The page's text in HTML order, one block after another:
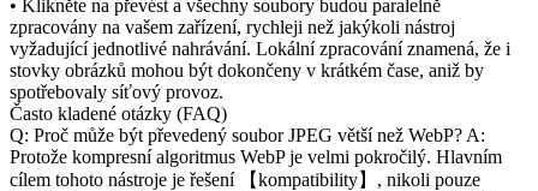
• Klikněte na převést a všechny soubory budou paralelně
zpracovány na vašem zařízení, rychleji než jakýkoli nástroj
vyžadující jednotlivé nahrávání. Lokální zpracování znamená, že i
stovky obrázků mohou být dokončeny v krátkém čase, aniž by
spotřebovaly síťový provoz.
Často kladené otázky (FAQ)
Q: Proč může být převedený soubor JPEG větší než WebP? A:
Protože kompresní algoritmus WebP je velmi pokročilý. Hlavním
cílem tohoto nástroje je řešení 【kompatibility】, nikoli pouze